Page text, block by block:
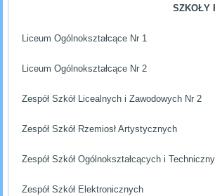
SZKOŁY
Liceum Ogólnokształcące Nr 1
Liceum Ogólnokształcące Nr 2
Zespół Szkół Licealnych i Zawodowych Nr 2
Zespół Szkół Rzemiosł Artystycznych
Zespół Szkół Ogólnokształcących i
Zespół Szkół Elektronicznych